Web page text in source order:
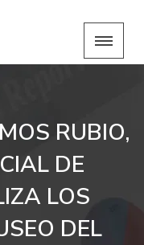
RUBIO,
DE
LOS
DEL